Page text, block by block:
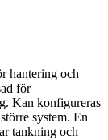
hantering och
för
Kan konfigureras
system. En
tankning och